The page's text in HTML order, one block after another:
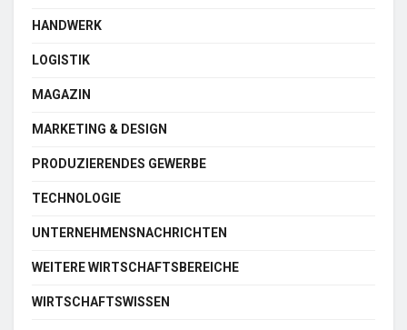
HANDWERK
LOGISTIK
MAGAZIN
MARKETING & DESIGN
PRODUZIERENDES GEWERBE
TECHNOLOGIE
UNTERNEHMENSNACHRICHTEN
WEITERE WIRTSCHAFTSBEREICHE
WIRTSCHAFTSWISSEN